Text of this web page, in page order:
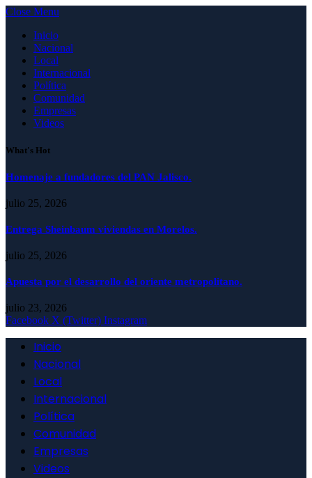
Close Menu
Inicio
Nacional
Local
Internacional
Política
Comunidad
Empresas
Videos
What's Hot
Homenaje a fundadores del PAN Jalisco.
julio 25, 2026
Entrega Sheinbaum viviendas en Morelos.
julio 25, 2026
Apuesta por el desarrollo del oriente metropolitano.
julio 23, 2026
Facebook X (Twitter) Instagram
Inicio
Nacional
Local
Internacional
Política
Comunidad
Empresas
Videos